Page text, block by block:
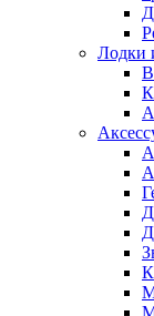
Лодки